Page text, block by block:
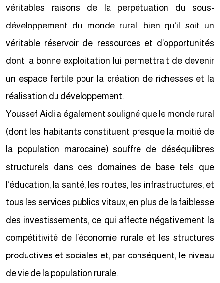
véritables raisons de la perpétuation du sous-
développement du monde rural, bien qu’il soit un
véritable réservoir de ressources et d’opportunités
dont la bonne exploitation lui permettrait de devenir
un espace fertile pour la création de richesses et la
réalisation du développement.
Youssef Aidi a également souligné que le monde rural
(dont les habitants constituent presque la moitié de
la population marocaine) souffre de déséquilibres
structurels dans des domaines de base tels que
l’éducation, la santé, les routes, les infrastructures, et
tous les services publics vitaux, en plus de la faiblesse
des investissements, ce qui affecte négativement la
compétitivité de l’économie rurale et les structures
productives et sociales et, par conséquent, le niveau
de vie de la population rurale.